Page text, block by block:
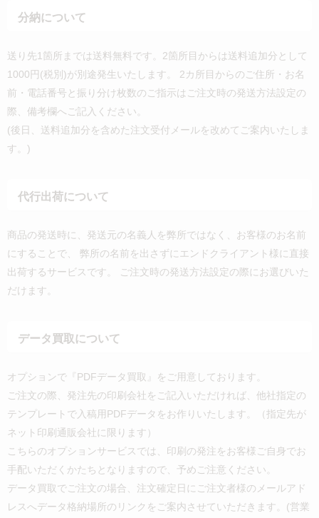
分納について
送り先1箇所までは送料無料です。2箇所目からは送料追加分として
1000円(税別)が別途発生いたします。 2カ所目からのご住所・お名
前・電話番号と振り分け枚数のご指示はご注文時の発送方法設定の
際、備考欄へご記入ください。
(後日、送料追加分を含めた注文受付メールを改めてご案内いたしま
す。)
代行出荷について
商品の発送時に、発送元の名義人を弊所ではなく、お客様のお名前
にすることで、 弊所の名前を出さずにエンドクライアント様に直接
出荷するサービスです。 ご注文時の発送方法設定の際にお選びいた
だけます。
データ買取について
オプションで『PDFデータ買取』をご用意しております。
ご注文の際、発注先の印刷会社をご記入いただければ、他社指定の
テンプレートで入稿用PDFデータをお作りいたします。（指定先が
ネット印刷通販会社に限ります）
こちらのオプションサービスでは、印刷の発注をお客様ご自身でお
手配いただくかたちとなりますので、予めご注意ください。
データ買取でご注文の場合、注文確定日にご注文者様のメールアド
レスへデータ格納場所のリンクをご案内させていただきます。(営業